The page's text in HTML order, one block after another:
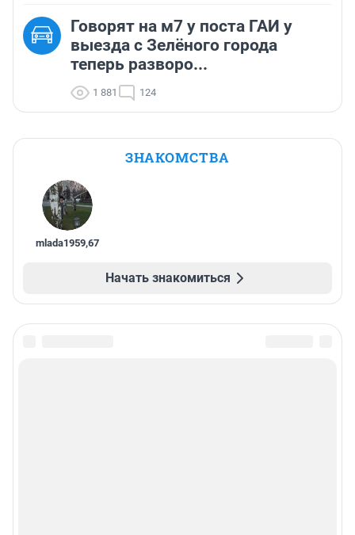
Говорят на м7 у поста ГАИ у
выезда с Зелёного города
теперь разворо...
1 881 124
ЗНАКОМСТВА
mlada1959,67
Начать знакомиться